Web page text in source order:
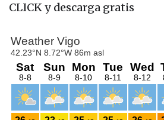
CLICK y descarga gratis